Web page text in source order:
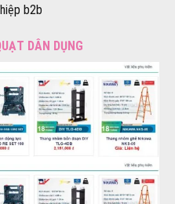
b2b
DÂN DỤNG